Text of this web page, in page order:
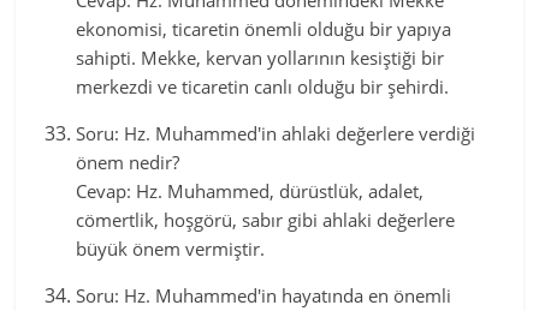
ekonomisi, ticaretin önemli olduğu bir yapıya
sahipti. Mekke, kervan yollarının kesiştiği bir
merkezdi ve ticaretin canlı olduğu bir şehirdi.
Soru: Hz. Muhammed'in ahlaki değerlere verdiği
önem nedir?
Cevap: Hz. Muhammed, dürüstlük, adalet,
cömertlik, hoşgörü, sabır gibi ahlaki değerlere
büyük önem vermiştir.
Soru: Hz. Muhammed'in hayatında en önemli